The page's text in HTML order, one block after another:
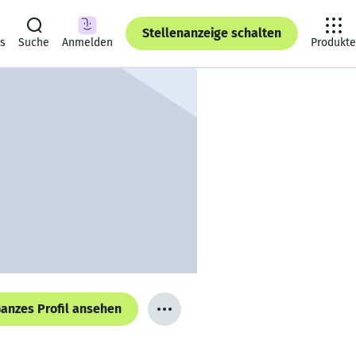
Suche Anmelden
Stellenanzeige schalten
Produkte
Profil ansehen